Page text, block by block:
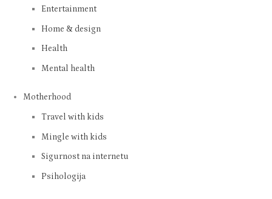
Entertainment
Home & design
Health
Mental health
Motherhood
Travel with kids
Mingle with kids
Sigurnost na internetu
Psihologija